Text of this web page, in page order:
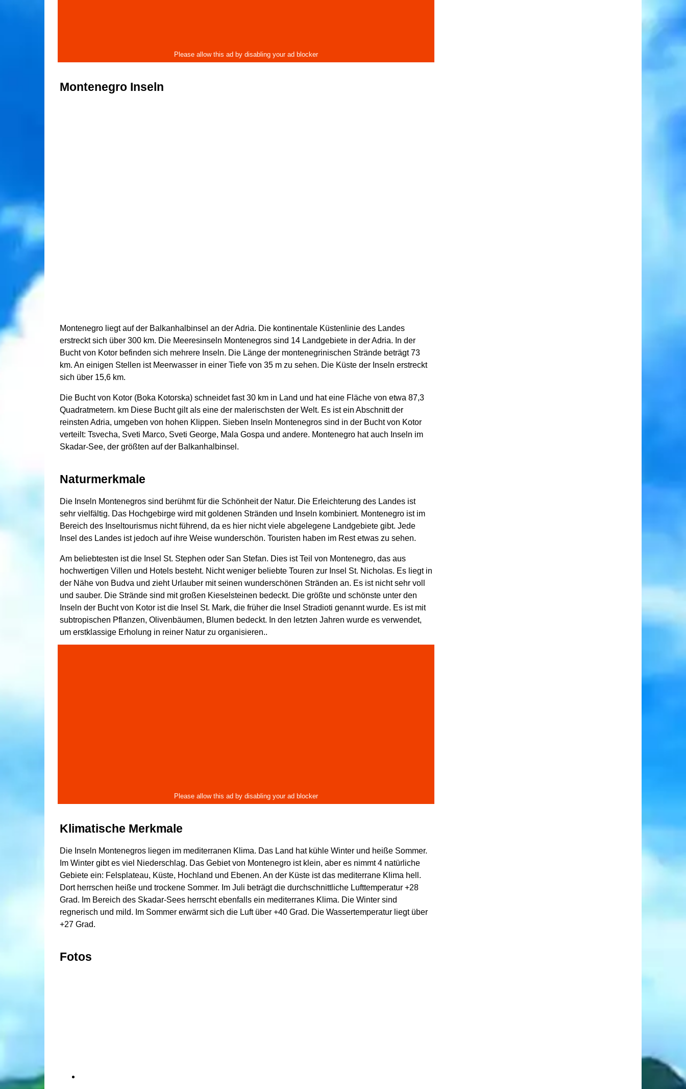
Montenegro Inseln
Montenegro liegt auf der Balkanhalbinsel an der Adria. Die kontinentale Küstenlinie des Landes
erstreckt sich über 300 km. Die Meeresinseln Montenegros sind 14 Landgebiete in der Adria. In der
Bucht von Kotor befinden sich mehrere Inseln. Die Länge der montenegrinischen Strände beträgt 73
km. An einigen Stellen ist Meerwasser in einer Tiefe von 35 m zu sehen. Die Küste der Inseln erstreckt
sich über 15,6 km.
Die Bucht von Kotor (Boka Kotorska) schneidet fast 30 km in Land und hat eine Fläche von etwa 87,3
Quadratmetern. km Diese Bucht gilt als eine der malerischsten der Welt. Es ist ein Abschnitt der
reinsten Adria, umgeben von hohen Klippen. Sieben Inseln Montenegros sind in der Bucht von Kotor
verteilt: Tsvecha, Sveti Marco, Sveti George, Mala Gospa und andere. Montenegro hat auch Inseln im
Skadar-See, der größten auf der Balkanhalbinsel.
Naturmerkmale
Die Inseln Montenegros sind berühmt für die Schönheit der Natur. Die Erleichterung des Landes ist
sehr vielfältig. Das Hochgebirge wird mit goldenen Stränden und Inseln kombiniert. Montenegro ist im
Bereich des Inseltourismus nicht führend, da es hier nicht viele abgelegene Landgebiete gibt. Jede
Insel des Landes ist jedoch auf ihre Weise wunderschön. Touristen haben im Rest etwas zu sehen.
Am beliebtesten ist die Insel St. Stephen oder San Stefan. Dies ist Teil von Montenegro, das aus
hochwertigen Villen und Hotels besteht. Nicht weniger beliebte Touren zur Insel St. Nicholas. Es liegt in
der Nähe von Budva und zieht Urlauber mit seinen wunderschönen Stränden an. Es ist nicht sehr voll
und sauber. Die Strände sind mit großen Kieselsteinen bedeckt. Die größte und schönste unter den
Inseln der Bucht von Kotor ist die Insel St. Mark, die früher die Insel Stradioti genannt wurde. Es ist mit
subtropischen Pflanzen, Olivenbäumen, Blumen bedeckt. In den letzten Jahren wurde es verwendet,
um erstklassige Erholung in reiner Natur zu organisieren..
Klimatische Merkmale
Die Inseln Montenegros liegen im mediterranen Klima. Das Land hat kühle Winter und heiße Sommer.
Im Winter gibt es viel Niederschlag. Das Gebiet von Montenegro ist klein, aber es nimmt 4 natürliche
Gebiete ein: Felsplateau, Küste, Hochland und Ebenen. An der Küste ist das mediterrane Klima hell.
Dort herrschen heiße und trockene Sommer. Im Juli beträgt die durchschnittliche Lufttemperatur +28
Grad. Im Bereich des Skadar-Sees herrscht ebenfalls ein mediterranes Klima. Die Winter sind
regnerisch und mild. Im Sommer erwärmt sich die Luft über +40 Grad. Die Wassertemperatur liegt über
+27 Grad.
Fotos